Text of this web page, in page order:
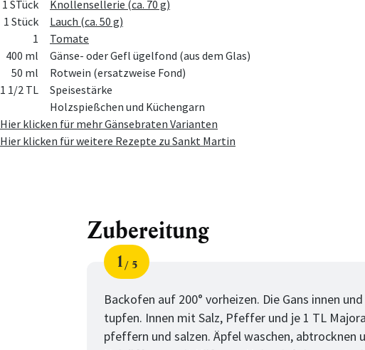
1 STück
Knollensellerie (ca. 70 g)
1 Stück
Lauch (ca. 50 g)
1
Tomate
400 ml
Gänse- oder Gefl ügelfond (aus dem Glas)
50 ml
Rotwein (ersatzweise Fond)
1 1/2 TL
Speisestärke
Holzspießchen und Küchengarn
Hier klicken für mehr Gänsebraten Varianten
Hier klicken für weitere Rezepte zu Sankt Martin
Zubereitung
Schritt
1
von
5
Backofen auf 200° vorheizen. Die Gans innen
tupfen. Innen mit Salz, Pfeffer und je 1 TL
pfeffern und salzen. Äpfel waschen, abtrocknen